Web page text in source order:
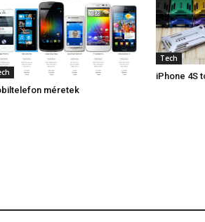
méretek
Tech
iPhone 4S